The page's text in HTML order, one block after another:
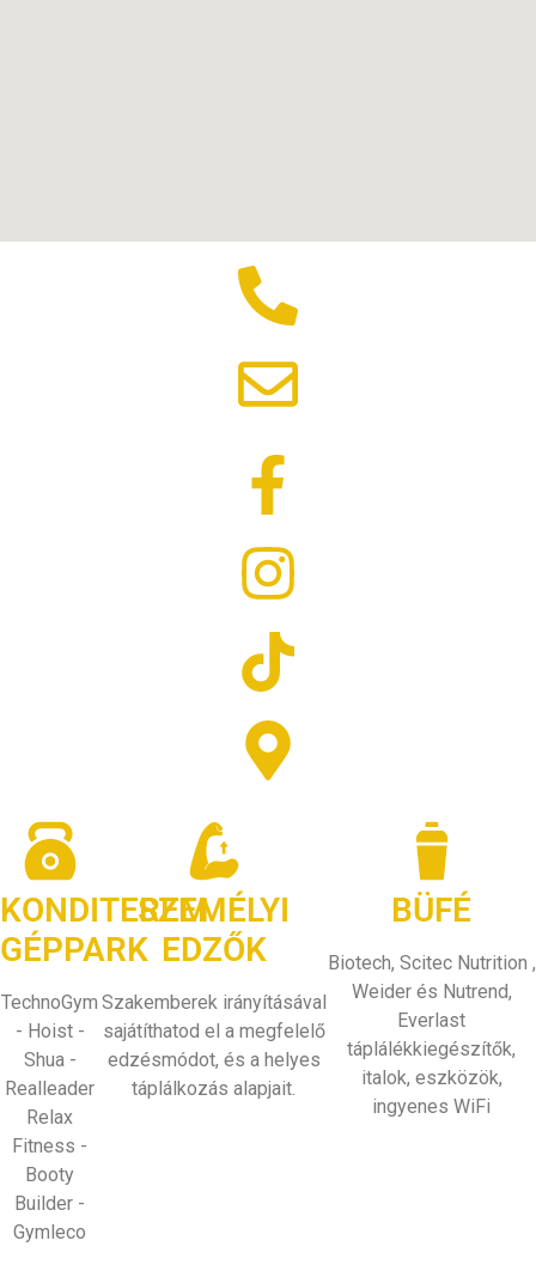
KONDITEREM
GÉPPARK
TechnoGym
- Hoist -
Shua -
Realleader
Relax
Fitness -
Booty
Builder -
Gymleco
SZEMÉLYI
EDZŐK
Szakemberek irányításával
sajátíthatod el a megfelelő
edzésmódot, és a helyes
táplálkozás alapjait.
BÜFÉ
Biotech, Scitec Nutrition ,
Weider és Nutrend,
Everlast
táplálékkiegészítők,
italok, eszközök,
ingyenes WiFi